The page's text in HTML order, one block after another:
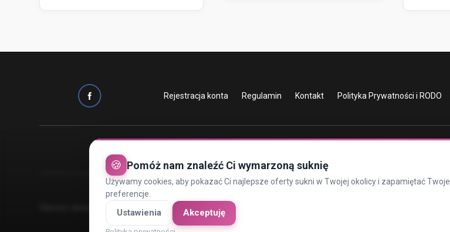
Rejestracja konta Regulamin Kontakt Polityka Prywatności i RODO
Płatności obsługiwane przez:
🍪 Pomóż nam znaleźć Ci wymarzoną suknię
Używamy cookies, aby pokazać Ci najlepsze oferty sukni w Twojej okolicy i zapamiętać Twoje
preferencje.
Ustawienia Akceptuję